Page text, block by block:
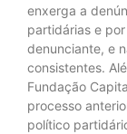
enxerga a
partidárias e
denunciante, e
consistentes.
Fundação
processo
político